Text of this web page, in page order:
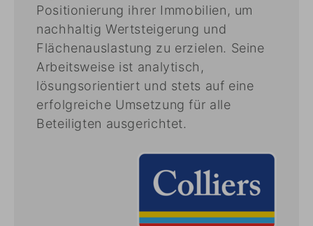
Positionierung ihrer Immobilien, um
nachhaltig Wertsteigerung und
Flächenauslastung zu erzielen. Seine
Arbeitsweise ist analytisch,
lösungsorientiert und stets auf eine
erfolgreiche Umsetzung für alle
Beteiligten ausgerichtet.